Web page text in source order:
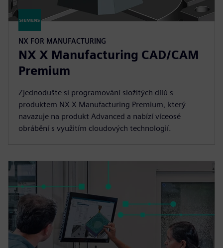
NX FOR MANUFACTURING
NX X Manufacturing CAD/CAM
Premium
Zjednodušte si programování složitých dílů s
produktem NX X Manufacturing Premium, který
navazuje na produkt Advanced a nabízí víceosé
obrábění s využitím cloudových technologií.